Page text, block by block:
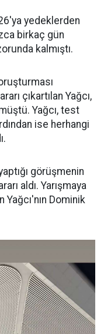
yedeklerden
birkaç gün
kalmıştı.
çıkartılan Yağcı,
Yağcı, test
ise herhangi
görüşmenin
aldı. Yarışmaya
Yağcı'nın Dominik